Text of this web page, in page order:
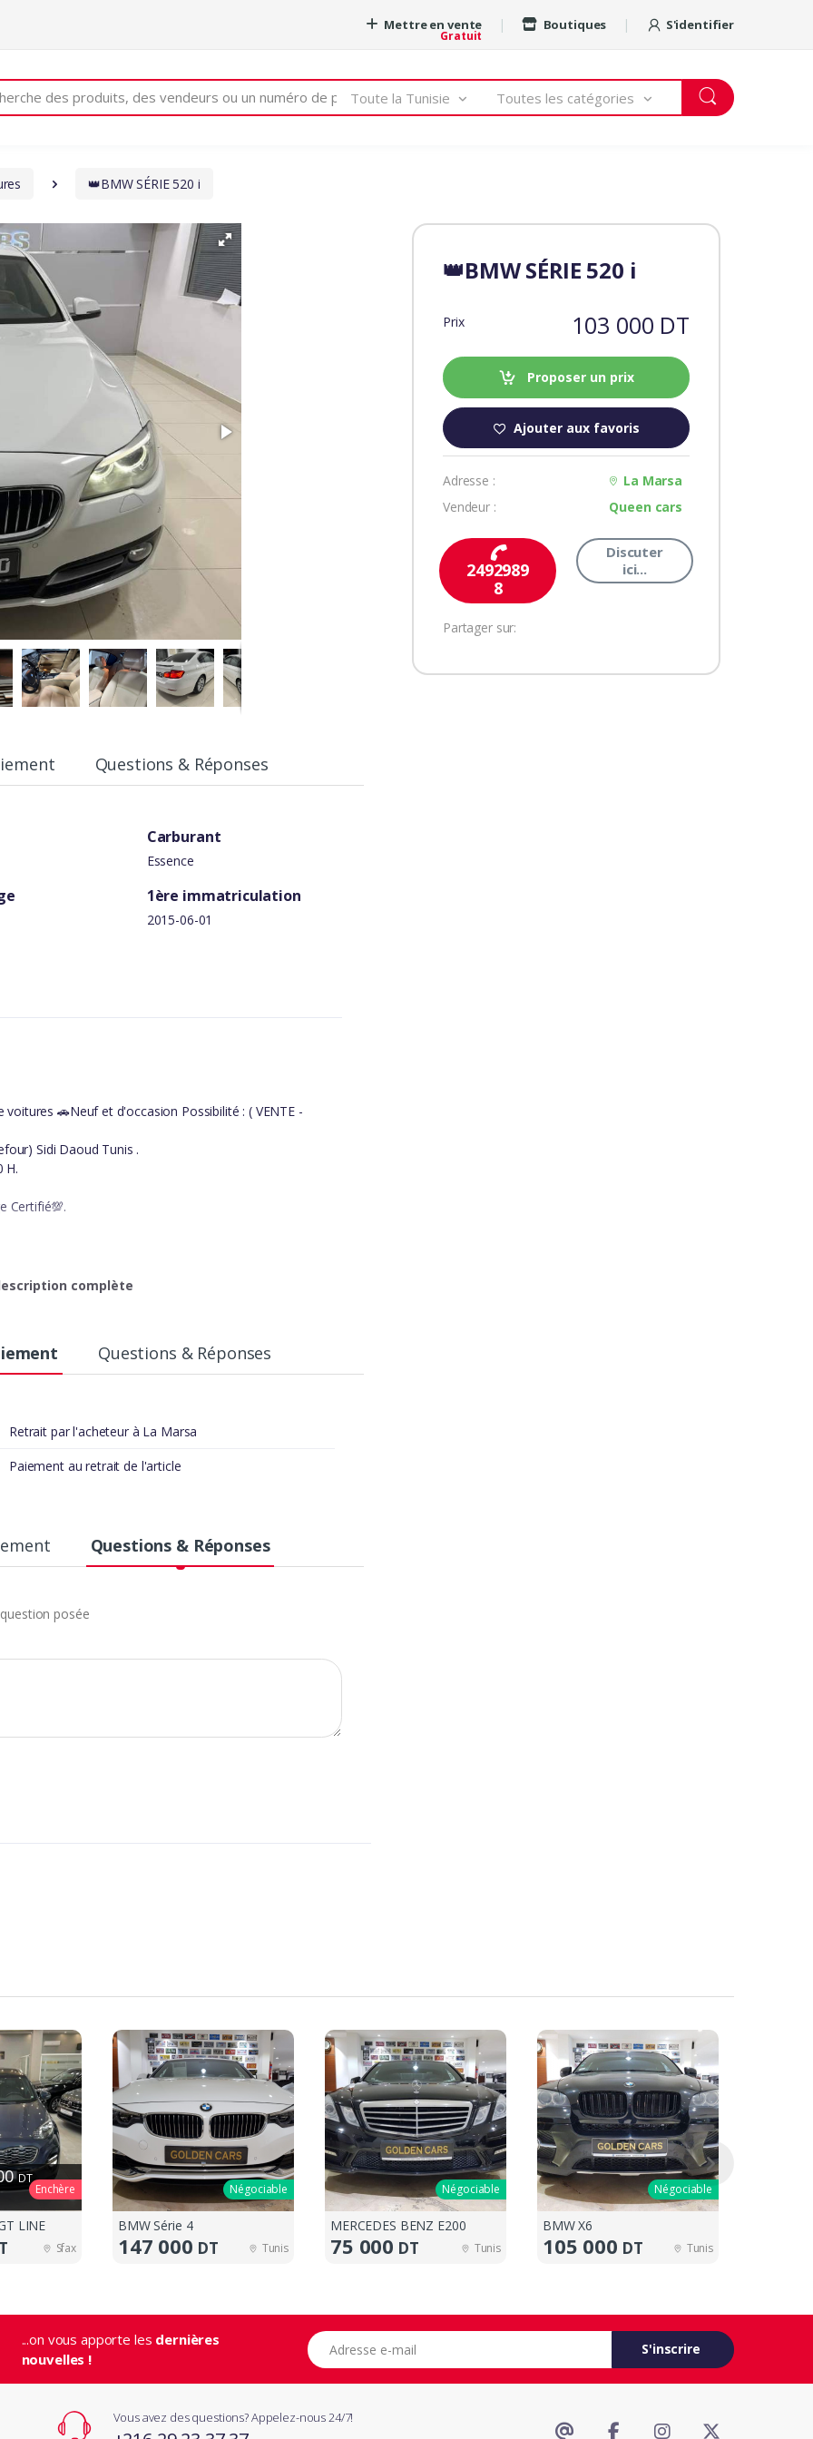
Mettre en vente
Gratuit
Boutiques S'identifier
Toute la Tunisie Toutes les catégories
👑BMW SÉRIE 520 i
👑BMW SÉRIE 520 i
Prix 103 000 DT
Proposer un prix
Ajouter aux favoris
Adresse :
La Marsa
Vendeur :
Queen cars
2492989
8
Discuter
ici...
Partager sur:
Questions & Réponses
Carburant
Essence
1ère immatriculation
2015-06-01
voitures 🚗Neuf et d'occasion Possibilité : ( VENTE -
Sidi Daoud Tunis .
H.
Certifié💯.
contacter par Téléphone
complète
Questions & Réponses
Retrait par l'acheteur à La Marsa
Paiement au retrait de l'article
Questions & Réponses
posée
DT
Enchère
LINE
Sfax
Négociable
BMW Série 4
147 000 DT Tunis
Négociable
MERCEDES BENZ E200
75 000 DT Tunis
Négociable
BMW X6
105 000 DT Tunis
...on vous apporte les dernières
nouvelles !
Adresse e-mail
S'inscrire
Vous avez des questions? Appelez-nous 24/7!